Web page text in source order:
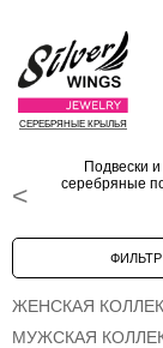
СЕРЕБРЯНЫЕ КРЫЛЬЯ
Подвески
серебряные
ФИЛЬТР
ЖЕНСКАЯ
МУЖСКАЯ